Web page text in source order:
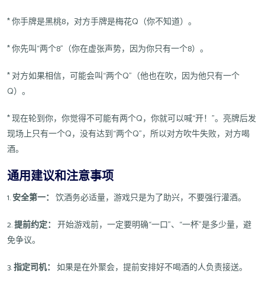
* 你手牌是黑桃8，对方手牌是梅花Q（你不知道）。
* 你先叫“两个8”（你在虚张声势，因为你只有一个8）。
* 对方如果相信，可能会叫“两个Q”（他也在吹，因为他只有一个
Q）。
* 现在轮到你，你觉得不可能有两个Q，你就可以喊“开！”。亮牌后发
现场上只有一个Q，没有达到“两个Q”，所以对方吹牛失败，对方喝
酒。
通用建议和注意事项
1.安全第一： 饮酒务必适量，游戏只是为了助兴，不要强行灌酒。
2.提前约定： 开始游戏前，一定要明确“一口”、“一杯”是多少量，避
免争议。
3.指定司机： 如果是在外聚会，提前安排好不喝酒的人负责接送。